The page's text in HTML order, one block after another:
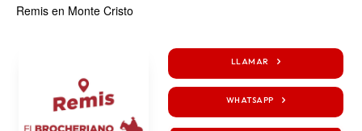
Remis en Monte Cristo
LLAMAR
WHATSAPP